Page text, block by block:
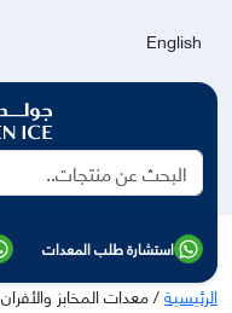
English
استشارة طلب المعدات
الرئيسية/ معدات المخابز والأفران